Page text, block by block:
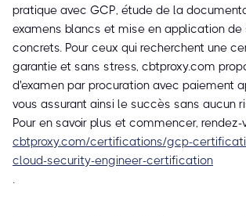
pratique avec GCP, étude de la
examens blancs et mise en application de
concrets. Pour ceux qui recherchent une
garantie et sans stress, cbtproxy.com
d'examen par procuration avec paiement
vous assurant ainsi le succès sans aucun
Pour en savoir plus et commencer, rendez-
cbtproxy.com/certifications/gcp-
cloud-security-engineer-certification
.